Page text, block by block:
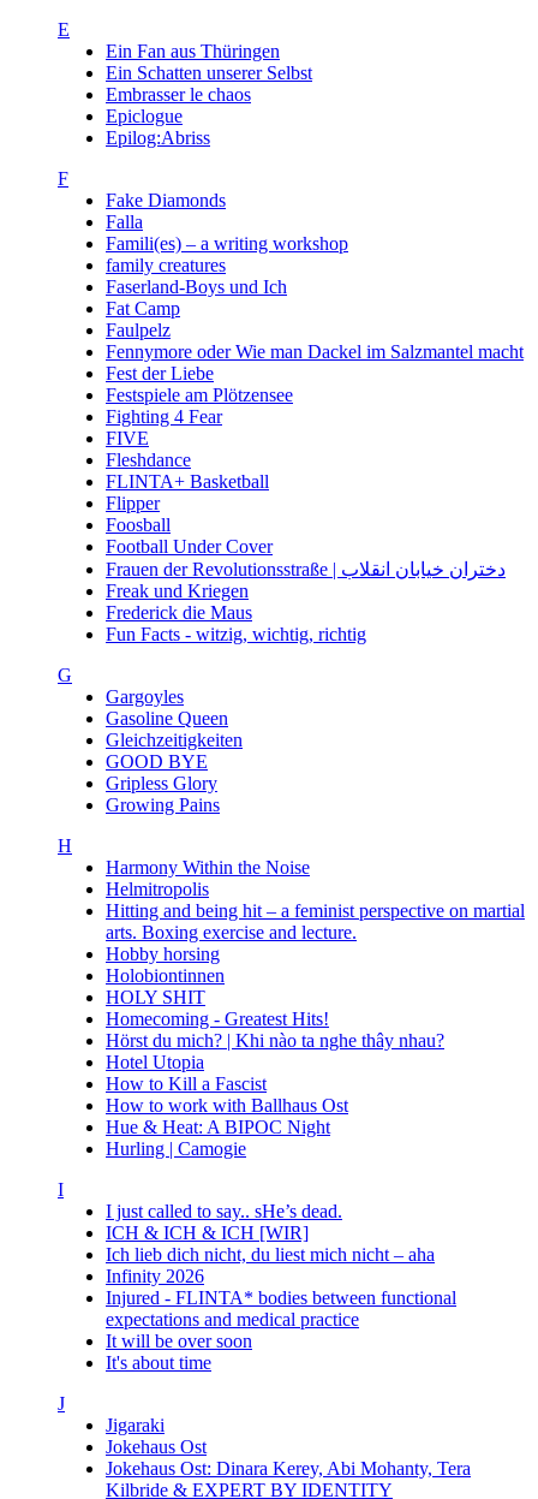
E
Ein Fan aus Thüringen
Ein Schatten unserer Selbst
Embrasser le chaos
Epiclogue
Epilog:Abriss
F
Fake Diamonds
Falla
Famili(es) – a writing workshop
family creatures
Faserland-Boys und Ich
Fat Camp
Faulpelz
Fennymore oder Wie man Dackel im Salzmantel macht
Fest der Liebe
Festspiele am Plötzensee
Fighting 4 Fear
FIVE
Fleshdance
FLINTA+ Basketball
Flipper
Foosball
Football Under Cover
Frauen der Revolutionsstraße | دختران خیابان انقلاب
Freak und Kriegen
Frederick die Maus
Fun Facts - witzig, wichtig, richtig
G
Gargoyles
Gasoline Queen
Gleichzeitigkeiten
GOOD BYE
Gripless Glory
Growing Pains
H
Harmony Within the Noise
Helmitropolis
Hitting and being hit – a feminist perspective on martial
arts. Boxing exercise and lecture.
Hobby horsing
Holobiontinnen
HOLY SHIT
Homecoming - Greatest Hits!
Hörst du mich? | Khi nào ta nghe thây nhau?
Hotel Utopia
How to Kill a Fascist
How to work with Ballhaus Ost
Hue & Heat: A BIPOC Night
Hurling | Camogie
I
I just called to say.. sHe’s dead.
ICH & ICH & ICH [WIR]
Ich lieb dich nicht, du liest mich nicht – aha
Infinity 2026
Injured - FLINTA* bodies between functional
expectations and medical practice
It will be over soon
It's about time
J
Jigaraki
Jokehaus Ost
Jokehaus Ost: Dinara Kerey, Abi Mohanty, Tera
Kilbride & EXPERT BY IDENTITY